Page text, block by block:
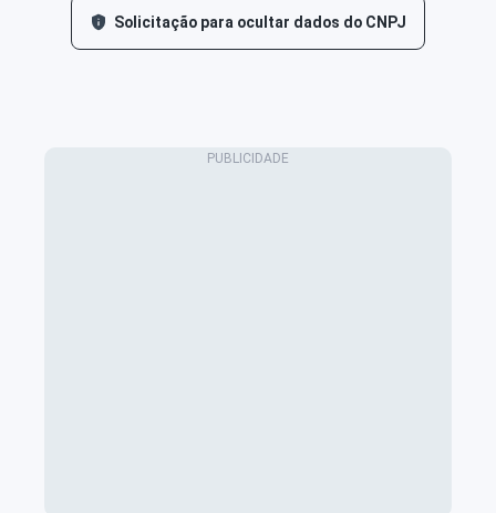
Solicitação para ocultar dados do CNPJ